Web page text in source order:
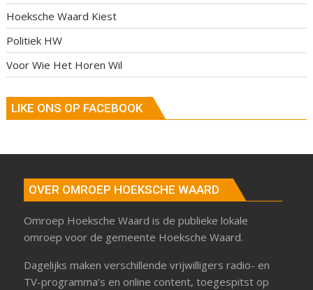
Hoeksche Waard Kiest
Politiek HW
Voor Wie Het Horen Wil
LIKE ONS OP FACEBOOK
OVER OMROEP HOEKSCHE WAARD
Omroep Hoeksche Waard is de publieke lokale
omroep voor de gemeente Hoeksche Waard.
Dagelijks maken verschillende vrijwilligers radio- en
TV-programma’s en online content, toegespitst op